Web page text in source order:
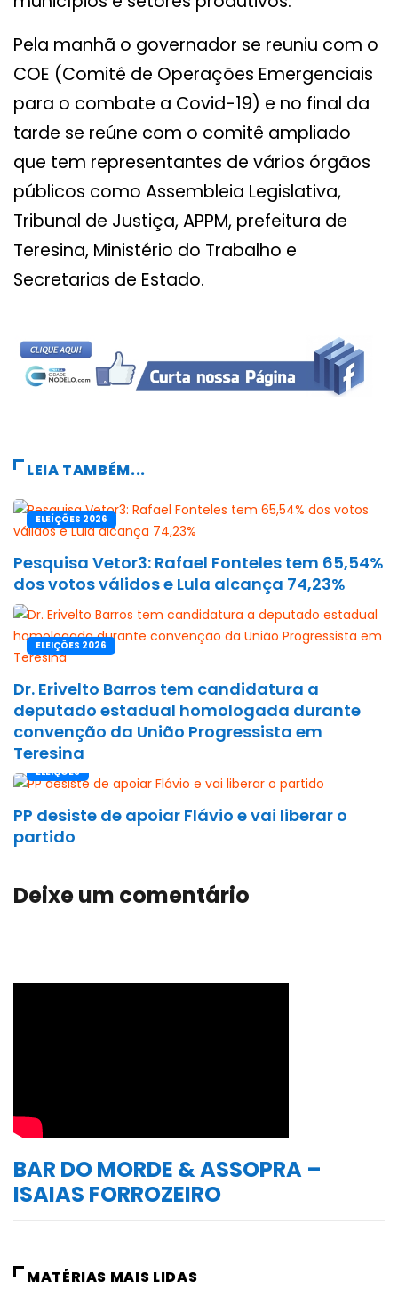
Pela manhã o governador se reuniu com o
COE (Comitê de Operações Emergenciais
para o combate a Covid-19) e no final da
tarde se reúne com o comitê ampliado
que tem representantes de vários órgãos
públicos como Assembleia Legislativa,
Tribunal de Justiça, APPM, prefeitura de
Teresina, Ministério do Trabalho e
Secretarias de Estado.
LEIA TAMBÉM...
ELEÍÇÕES 2026
Pesquisa Vetor3: Rafael Fonteles tem 65,54%
dos votos válidos e Lula alcança 74,23%
ELEIÇÕES 2026
Dr. Erivelto Barros tem candidatura a
deputado estadual homologada durante
convenção da União Progressista em
Teresina
ELEIÇÕES
PP desiste de apoiar Flávio e vai liberar o
partido
Deixe um comentário
BAR DO MORDE & ASSOPRA –
ISAIAS FORROZEIRO
MATÉRIAS MAIS LIDAS